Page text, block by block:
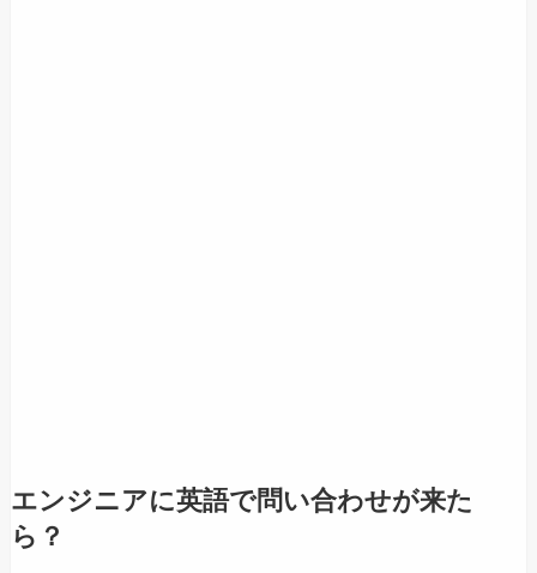
エンジニアに英語で問い合わせが来た
ら？